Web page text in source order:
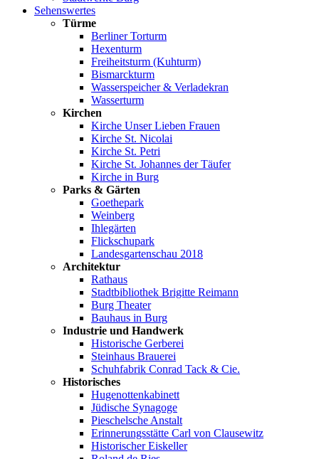
Sehenswertes
Türme
Berliner Torturm
Hexenturm
Freiheitsturm (Kuhturm)
Bismarckturm
Wasserspeicher & Verladekran
Wasserturm
Kirchen
Kirche Unser Lieben Frauen
Kirche St. Nicolai
Kirche St. Petri
Kirche St. Johannes der Täufer
Kirche in Burg
Parks & Gärten
Goethepark
Weinberg
Ihlegärten
Flickschupark
Landesgartenschau 2018
Architektur
Rathaus
Stadtbibliothek Brigitte Reimann
Burg Theater
Bauhaus in Burg
Industrie und Handwerk
Historische Gerberei
Steinhaus Brauerei
Schuhfabrik Conrad Tack & Cie.
Historisches
Hugenottenkabinett
Jüdische Synagoge
Pieschelsche Anstalt
Erinnerungsstätte Carl von Clausewitz
Historischer Eiskeller